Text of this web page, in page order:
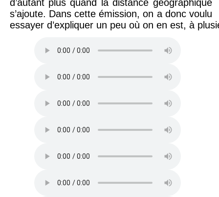
d’autant plus quand la distance géographique
s’ajoute. Dans cette émission, on a donc voulu
essayer d’expliquer un peu où on en est, à